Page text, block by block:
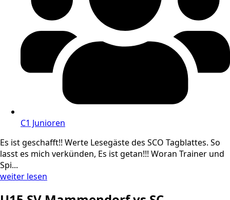
C1 Junioren
Es ist geschafft!! Werte Lesegäste des SCO Tagblattes. So
lasst es mich verkünden, Es ist getan!!! Woran Trainer und
Spi...
weiter lesen